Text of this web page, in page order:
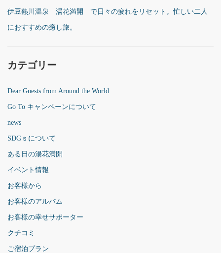
伊豆熱川温泉 湯花満開 で日々の疲れをリセット。忙しい二人
におすすめの癒し旅。
カテゴリー
Dear Guests from Around the World
Go To キャンペーンについて
news
SDGｓについて
ある日の湯花満開
イベント情報
お客様から
お客様のアルバム
お客様の幸せサポーター
クチコミ
ご宿泊プラン